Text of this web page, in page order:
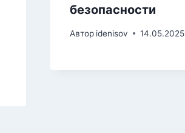
безопасности
Автор idenisov 14.05.2025